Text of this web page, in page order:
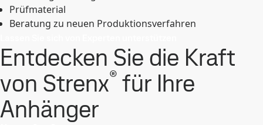
Prüfmaterial
Beratung zu neuen Produktionsverfahren
Entdecken Sie die Kraft
von Strenx® für Ihre
Anhänger